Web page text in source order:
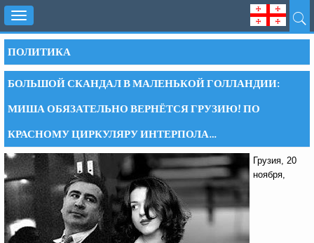
Toggle
navigation
ПОЛИТИКА
БОЛЬШОЙ СКАНДАЛ В МАЛЕНЬКОЙ ГОЛЛАНДИИ:
МИША ОБЯЗАТЕЛЬНО ВЕРНЁТСЯ ГРУЗИЮ! ПО
КРАСНОМУ ЦИРКУЛЯРУ ИНТЕРПОЛА…
Грузия, 20
ноября,